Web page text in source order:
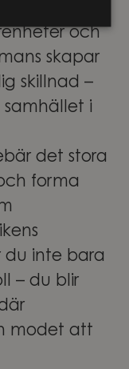
och
skapar
skillnad –
samhället i
det stora
forma
du inte bara
– du blir
modet att